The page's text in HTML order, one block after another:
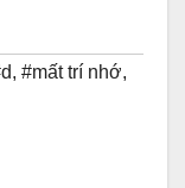
, #mất trí nhớ,